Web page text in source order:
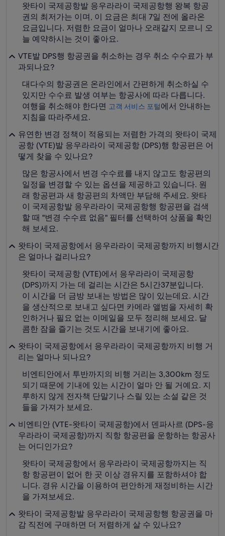
왓타이 국제공항발 응우라라이 국제공항행 왕복 항공
권의 최저가는 이며, 이 요금은 최대 7일 전에 올라온
요금입니다. 저렴한 요금이 얼마나 오래갈지 모르니 오
늘 예약하시는 것이 좋아요.
VTE발 DPS행 항공권을 취소하는 경우 취소 수수료가 부
과되나요?
대다수의 항공권은 온라인에서 간편하게 취소하실 수
있지만 수수료 발생 여부는 항공사에 따라 다릅니다.
여행을 취소해야 한다면 고객 서비스 포털에서 안내하는
지침을 따라주세요.
유연한 변경 정책이 적용되는 저렴한 가격의 왓타이 국제
공항 (VTE)발 응우라라이 국제공항 (DPS)행 항공편은 어
떻게 찾을 수 있나요?
많은 항공사에서 변경 수수료를 내지 않고도 항공편의
일정을 변경할 수 있는 옵션을 제공하고 있습니다. 원
래 항공편과 새 항공편의 차액만 부담해 주세요. 왓타
이 국제공항발 응우라라이 국제공항행 항공편을 검색
할 때 "변경 수수료 없음" 필터를 선택하여 상품을 확인
해 보세요.
왓타이 국제공항에서 응우라라이 국제공항까지 비행시간
은 얼마나 걸리나요?
왓타이 국제공항 (VTE)에서 응우라라이 국제공항
(DPS)까지 가는 데 걸리는 시간은 5시간37분입니다.
이 시간을 더 금방 보내는 방법은 많이 있는데요. 시간
을 생산적으로 보내고 싶다면 카메라 앨범을 자세히 확
인하거나 필요 없는 이메일을 모두 정리해 보세요. 달
콤한 잠을 즐기는 것도 시간을 보내기에 좋아요.
왓타이 국제공항에서 응우라라이 국제공항까지 비행 거
리는 얼마나 되나요?
비엔티안에서 투반까지의 비행 거리는 3,300km 정도
되기 때문에 기내에 있는 시간이 얼마 안 될 거예요. 지
루하지 않게 전자책 단말기나 스릴 있는 소설 같은 것
들을 가져가 보세요.
비엔티안 (VTE-왓타이 국제공항)에서 덴파사르 (DPS-응
우라라이 국제공항)까지 직항 항공편을 운항하는 항공사
는 어디인가요?
왓타이 국제공항에서 응우라라이 국제공항까지는 직
항 항공편이 없어 한 곳 이상 경유지를 포함하셔야 합
니다. 경유 시간을 이용하여 편안하게 재정비하는 시간
을 가져보세요.
왓타이 국제공항발 응우라라이 국제공항행 항공권을 마
감 직전에 구매하면 더 저렴하게 살 수 있나요?